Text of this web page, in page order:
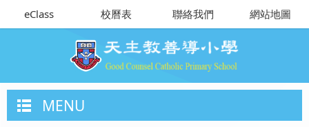
eClass 校曆表 聯絡我們 網站地圖
MENU